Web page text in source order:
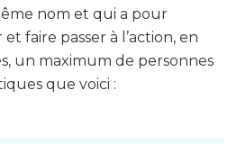
nom et qui a pour
faire passer à l’action, en
un maximum de personnes
que voici :